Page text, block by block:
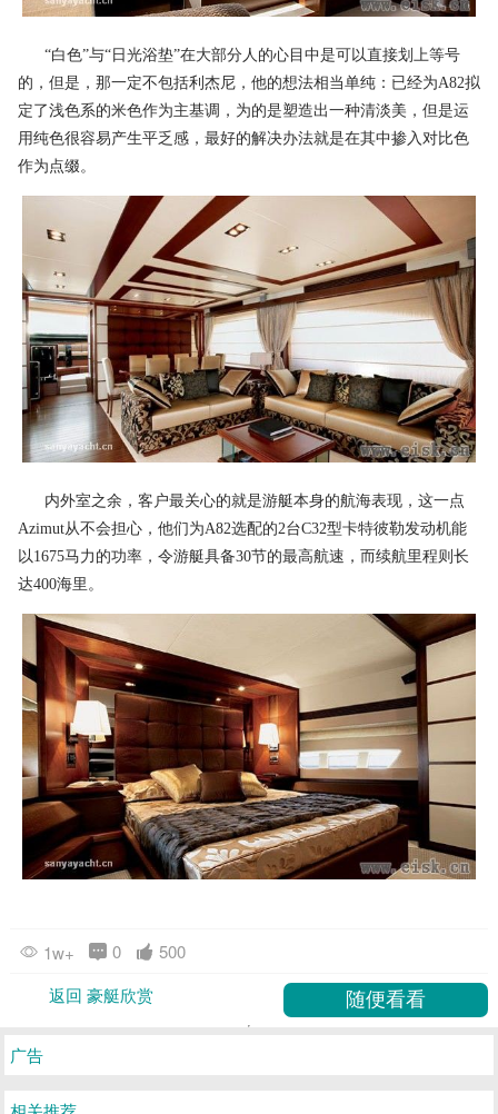
“白色”与“日光浴垫”在大部分人的心目中是可以直接划上等号
的，但是，那一定不包括利杰尼，他的想法相当单纯：已经为A82拟
定了浅色系的米色作为主基调，为的是塑造出一种清淡美，但是运
用纯色很容易产生平乏感，最好的解决办法就是在其中掺入对比色
作为点缀。
内外室之余，客户最关心的就是游艇本身的航海表现，这一点
Azimut从不会担心，他们为A82选配的2台C32型卡特彼勒发动机能
以1675马力的功率，令游艇具备30节的最高航速，而续航里程则长
达400海里。
1w+ 0
500
返回 豪艇欣赏
广告